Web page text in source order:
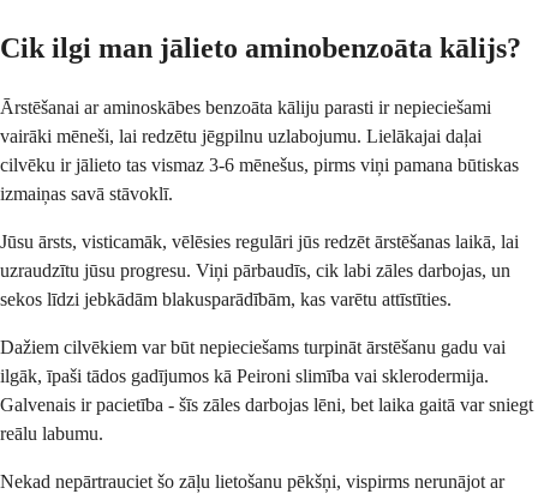
Cik ilgi man jālieto aminobenzoāta kālijs?
Ārstēšanai ar aminoskābes benzoāta kāliju parasti ir nepieciešami
vairāki mēneši, lai redzētu jēgpilnu uzlabojumu. Lielākajai daļai
cilvēku ir jālieto tas vismaz 3-6 mēnešus, pirms viņi pamana būtiskas
izmaiņas savā stāvoklī.
Jūsu ārsts, visticamāk, vēlēsies regulāri jūs redzēt ārstēšanas laikā, lai
uzraudzītu jūsu progresu. Viņi pārbaudīs, cik labi zāles darbojas, un
sekos līdzi jebkādām blakusparādībām, kas varētu attīstīties.
Dažiem cilvēkiem var būt nepieciešams turpināt ārstēšanu gadu vai
ilgāk, īpaši tādos gadījumos kā Peironi slimība vai sklerodermija.
Galvenais ir pacietība - šīs zāles darbojas lēni, bet laika gaitā var sniegt
reālu labumu.
Nekad nepārtrauciet šo zāļu lietošanu pēkšņi, vispirms nerunājot ar